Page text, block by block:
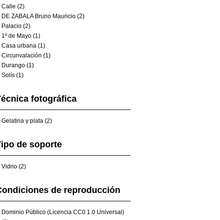
Calle (2)
DE ZABALA Bruno Mauricio (2)
Palacio (2)
1º de Mayo (1)
Casa urbana (1)
Circunvalación (1)
Durango (1)
Solís (1)
fotográfica
Gelatina y plata (2)
de soporte
Vidrio (2)
de reproducción
Dominio Público (Licencia CC0 1.0 Universal)